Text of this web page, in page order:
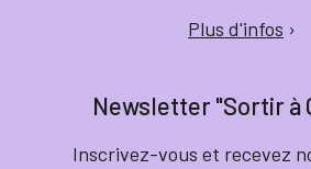
Plus d'infos ›
Newsletter "Sortir à
Inscrivez-vous et recevez